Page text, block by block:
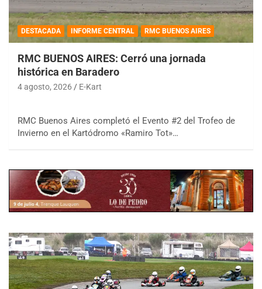
DESTACADA INFORME CENTRAL RMC BUENOS AIRES
RMC BUENOS AIRES: Cerró una jornada
histórica en Baradero
4 agosto, 2026 E-Kart
RMC Buenos Aires completó el Evento #2 del Trofeo de
Invierno en el Kartódromo «Ramiro Tot»…